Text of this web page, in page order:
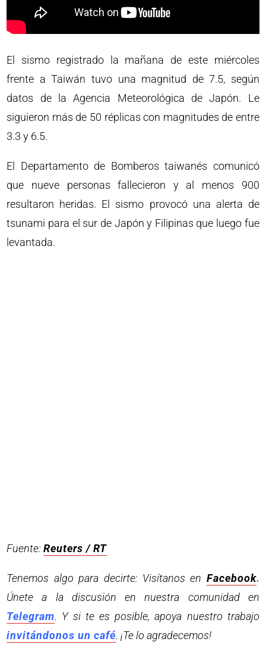
El sismo registrado la mañana de este miércoles
frente a Taiwán tuvo una magnitud de 7.5, según
datos de la Agencia Meteorológica de Japón. Le
siguieron más de 50 réplicas con magnitudes de entre
3.3 y 6.5.
El Departamento de Bomberos taiwanés comunicó
que nueve personas fallecieron y al menos 900
resultaron heridas. El sismo provocó una alerta de
tsunami para el sur de Japón y Filipinas que luego fue
levantada.
Fuente:Reuters / RT
Tenemos algo para decirte: Visítanos en Facebook.
Únete a la discusión en nuestra comunidad en
Telegram. Y si te es posible, apoya nuestro trabajo
invitándonos un café. ¡Te lo agradecemos!